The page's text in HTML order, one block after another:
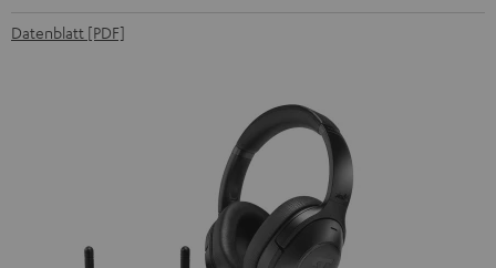
Datenblatt [PDF]